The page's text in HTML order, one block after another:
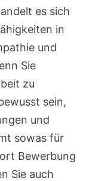
es sich
in
und
Sie
zu
sein,
und
sowas für
Bewerbung
Sie auch